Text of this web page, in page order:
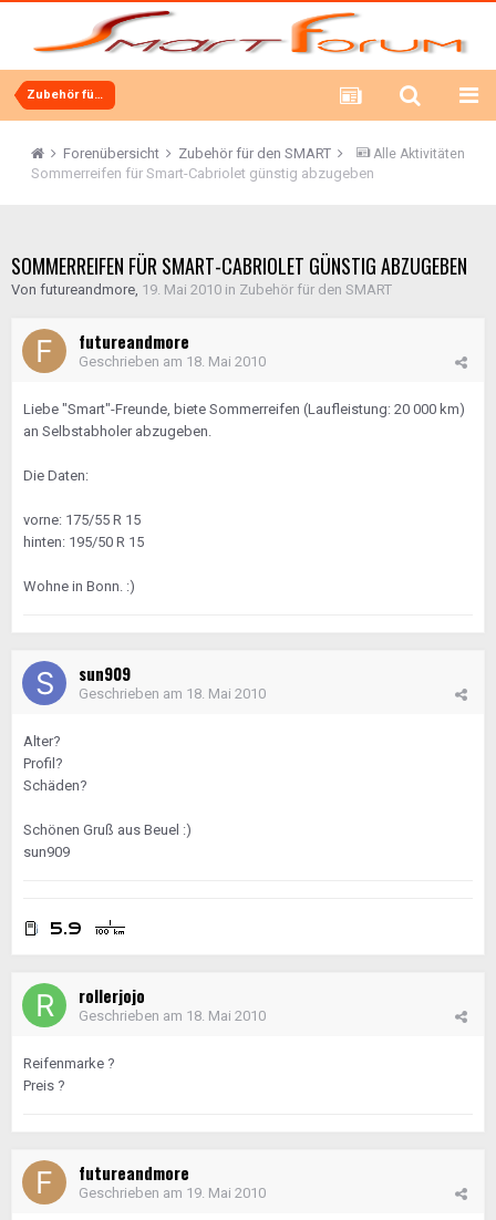
Zubehör für den SMART
Alle Aktivitäten
Forenübersicht
Zubehör für den SMART
Sommerreifen für Smart-Cabriolet günstig abzugeben
SOMMERREIFEN FÜR SMART-CABRIOLET GÜNSTIG ABZUGEBEN
Von futureandmore, 19. Mai 2010 in Zubehör für den SMART
futureandmore
Geschrieben am 18. Mai 2010
Liebe "Smart"-Freunde, biete Sommerreifen (Laufleistung: 20 000 km)
an Selbstabholer abzugeben.
Die Daten:
vorne: 175/55 R 15
hinten: 195/50 R 15
Wohne in Bonn. :)
sun909
Geschrieben am 18. Mai 2010
Alter?
Profil?
Schäden?
Schönen Gruß aus Beuel :)
sun909
rollerjojo
Geschrieben am 18. Mai 2010
Reifenmarke ?
Preis ?
futureandmore
Geschrieben am 19. Mai 2010